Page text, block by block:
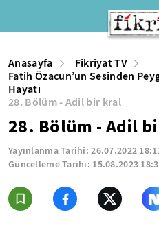
Anasayfa
Fikriyat TV
Fatih Özacun’un Sesinden
Hayatı
28. Bölüm - Adil bir kral
28. Bölüm - Adil
Yayınlanma Tarihi:26.07.2022
Güncelleme Tarihi: 15.08.2023